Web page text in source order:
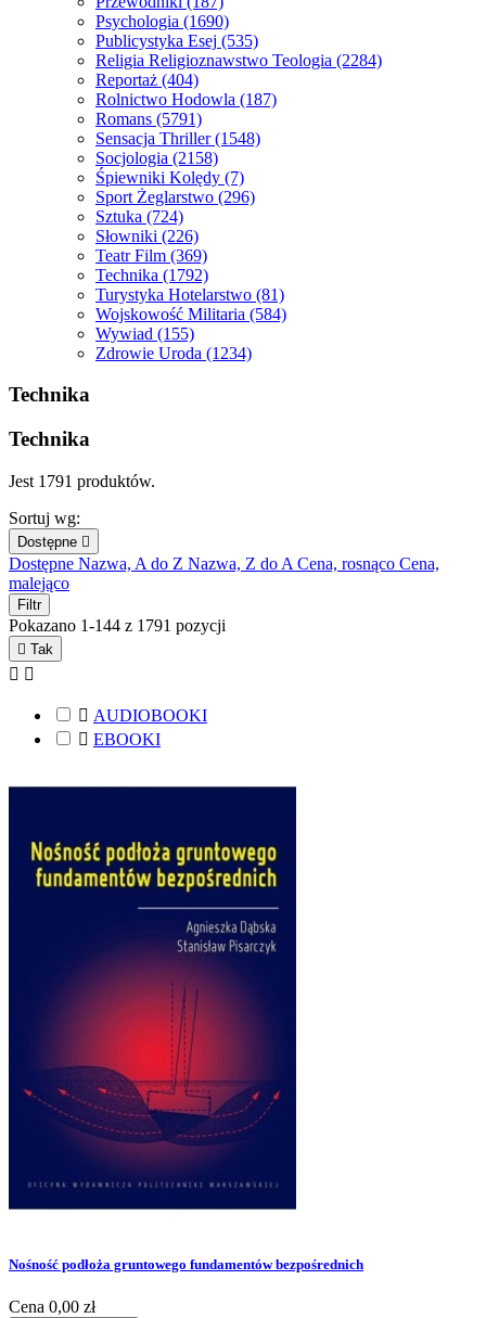
Psychologia (1690)
Publicystyka Esej (535)
Religia Religioznawstwo Teologia (2284)
Reportaż (404)
Rolnictwo Hodowla (187)
Romans (5791)
Sensacja Thriller(1548)
Socjologia (2158)
Śpiewniki Kolędy (7)
Sport Żeglarstwo (296)
Sztuka (724)
Słowniki (226)
Teatr Film (369)
Technika (1792)
Turystyka Hotelarstwo (81)
Wojskowość Militaria (584)
Wywiad (155)
Zdrowie Uroda (1234)
Technika
Technika
Jest 1791 produktów.
Sortuj wg:
Dostępne 
Dostępne Nazwa, A do Z Nazwa, Z do A Cena, rosnąco Cena,
malejąco
Filtr
Pokazano 1-144 z 1791 pozycji
 Tak
 
 AUDIOBOOKI
 EBOOKI
Nośność podłoża gruntowego fundamentów bezpośrednich
Cena 0,00 zł